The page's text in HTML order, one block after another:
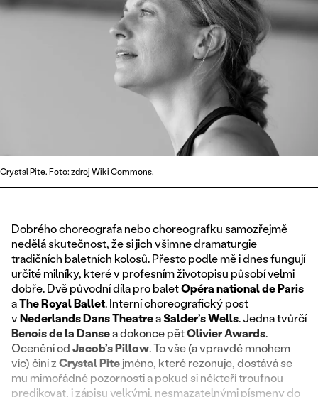
Crystal Pite. Foto: zdroj Wiki Commons.
Dobrého choreografa nebo choreografku samozřejmě
nedělá skutečnost, že si jich všimne dramaturgie
tradičních baletních kolosů. Přesto podle mě i dnes fungují
určité milníky, které v profesním životopisu působí velmi
dobře. Dvě původní díla pro baletOpéra national de Paris
aThe Royal Ballet. Interní choreografický post
vNederlandsDansTheatreaSalder’sWells. Jedna tvůrčí
BenoisdelaDansea dokonce pětOlivierAwards.
Ocenění odJacob’sPillow. To vše (a vpravdě mnohem
víc) činí zCrystalPitejméno, které rezonuje, dostává se
mu mimořádné pozornosti a pokud si někteří troufnou
predikovat, i zápisu velkými, nesmazatelnými písmeny do